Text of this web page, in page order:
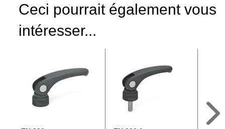
Ceci pourrait également vous
intéresser...